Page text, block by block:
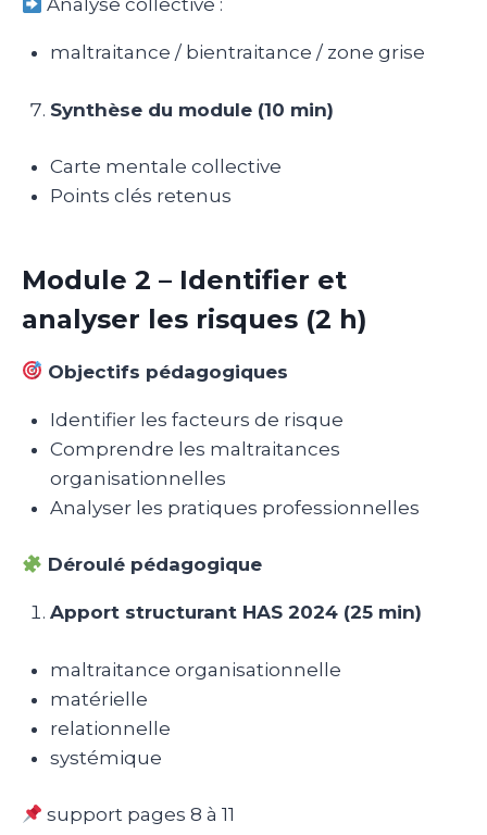
Analyse collective :
maltraitance / bientraitance / zone grise
Synthèse du module (10 min)
Carte mentale collective
Points clés retenus
Module 2 – Identifier et
analyser les risques (2 h)
Objectifs pédagogiques
Identifier les facteurs de risque
Comprendre les maltraitances
organisationnelles
Analyser les pratiques professionnelles
Déroulé pédagogique
Apport structurant HAS 2024 (25 min)
maltraitance organisationnelle
matérielle
relationnelle
systémique
support pages 8 à 11